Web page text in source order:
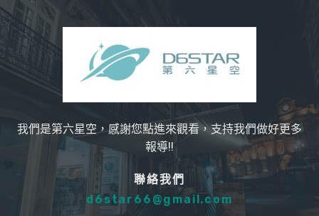
我們是第六星空，感謝您點進來觀看，支持我們做好更多
報導!!
聯絡我們
d6star66@gmail.com